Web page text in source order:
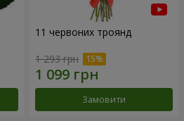
11 червоних троянд
1 293 грн
Замовити